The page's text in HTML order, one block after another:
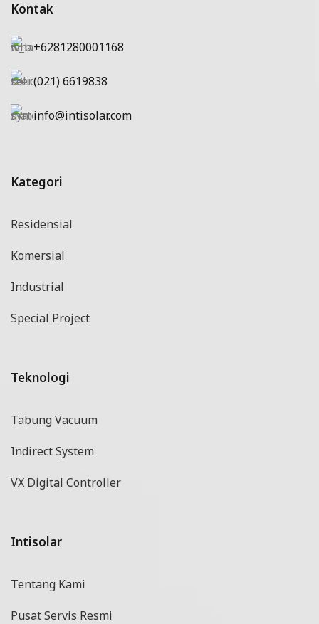
Kontak
+6281280001168
(021) 6619838
info@intisolar.com
Kategori
Residensial
Komersial
Industrial
Special Project
Teknologi
Tabung Vacuum
Indirect System
VX Digital Controller
Intisolar
Tentang Kami
Pusat Servis Resmi